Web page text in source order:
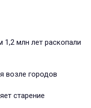
1,2 млн лет раскопали
возле городов
старение